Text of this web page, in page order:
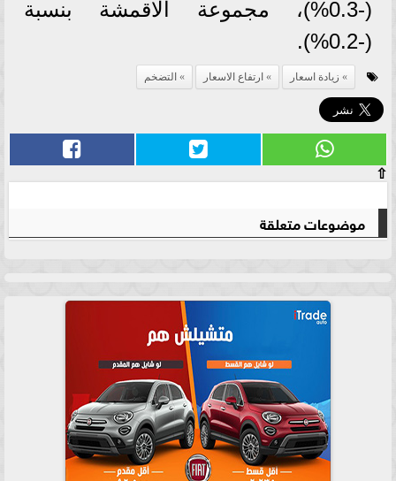
(-0.3%)، مجموعة الاقمشة بنسبة
(-0.2%).
زيادة اسعار ارتفاع الاسعار التضخم
⇧
موضوعات متعلقة